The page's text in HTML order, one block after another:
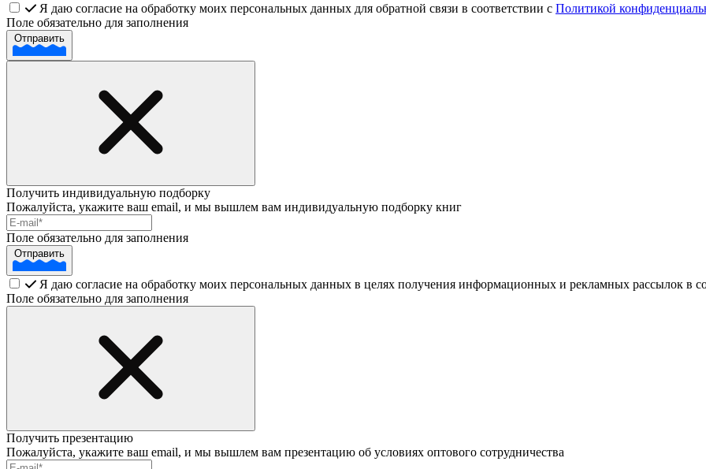
Я даю согласие на обработку моих персональных данных для обратной связи в соответствии с Политикой
Поле обязательно для заполнения
Отправить
Получить индивидуальную подборку
Пожалуйста, укажите ваш email, и мы вышлем вам индивидуальную подборку книг
Поле обязательно для заполнения
Отправить
Я даю согласие на обработку моих персональных данных в целях получения информационных и рекламных рассылок в
Поле обязательно для заполнения
Получить презентацию
Пожалуйста, укажите ваш email, и мы вышлем вам презентацию об условиях оптового сотрудничества